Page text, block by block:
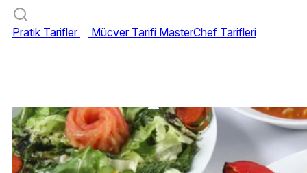
Pratik Tarifler Mücver Tarifi MasterChef Tarifleri